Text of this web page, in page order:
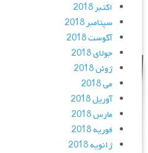
اکتبر 2018
سپتامبر 2018
آگوست 2018
جولای 2018
ژوئن 2018
می 2018
آوریل 2018
مارس 2018
فوریه 2018
ژانویه 2018